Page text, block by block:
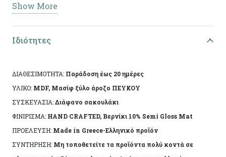
Ειδικά χαρακτηριστικά: Χειροποίητη κατασκευή,
άχρωμο προστατευτικό βερνίκι.
Το αντικείμενο ενδέχεται να φέρει ελάχιστες
κατασκευής του. Made in Greece, by Korres Craft
Show More
Ιδιότητες
ΔΙΑΘΕΣΙΜΟΤΗΤΑ: Παράδοση έως 20 ημέρες
ΥΛΙΚΟ: MDF, Μασίφ ξύλο άροζο ΠΕΥΚΟΥ
ΣΥΣΚΕΥΑΣΙΑ:Διάφανο σακουλάκι
ΦΙΝΙΡΙΣΜΑ: HAND CRAFTED, Βερνίκι 10% Semi Gloss Mat
ΠΡΟΕΛΕΥΣΗ: Made in Greece-Ελληνικό προϊόν
ΣΥΝΤΗΡΗΣΗ: Μη τοποθετείτε τα προϊόντα πολύ κοντά σε